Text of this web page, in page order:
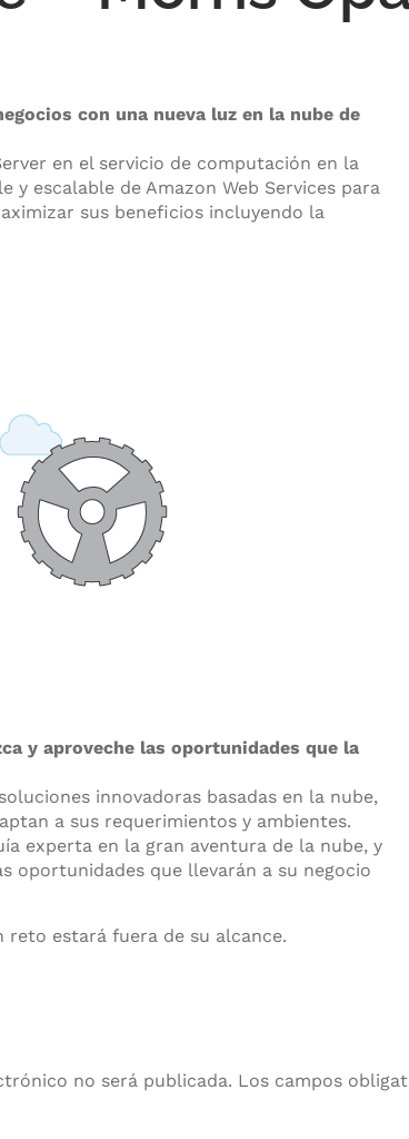
con una nueva luz en la nube de
en el servicio de computación en la
y escalable de Amazon Web Services para
sus beneficios incluyendo la
y aproveche las oportunidades que la
innovadoras basadas en la nube,
a sus requerimientos y ambientes.
experta en la gran aventura de la nube, y
oportunidades que llevarán a su negocio
reto estará fuera de su alcance.
no será publicada. Los campos